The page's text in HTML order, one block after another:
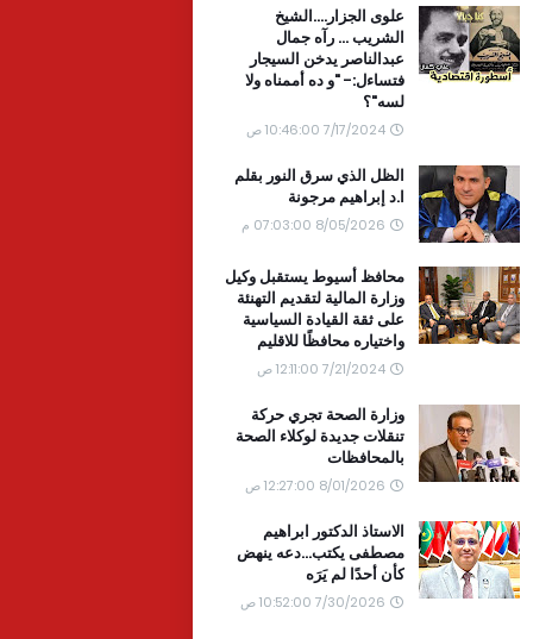
علوى الجزار....الشيخ
الشريب ... رآه جمال
عبدالناصر يدخن السيجار
فتساءل:- "و ده أممناه ولا
لسه"؟
7/17/2024 10:46:00 ص
الظل الذي سرق النور بقلم
ا.د إبراهيم مرجونة
8/05/2026 07:03:00 م
محافظ أسيوط يستقبل وكيل
وزارة المالية لتقديم التهنئة
على ثقة القيادة السياسية
واختياره محافظًا للاقليم
7/21/2024 12:11:00 ص
وزارة الصحة تجري حركة
تنقلات جديدة لوكلاء الصحة
بالمحافظات
8/01/2026 12:27:00 ص
الاستاذ الدكتور ابراهيم
مصطفى يكتب...دعه ينهض
كأن أحدًا لم يَرَه
7/30/2026 10:52:00 ص